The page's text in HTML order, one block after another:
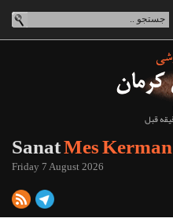
SanatMes Kerman
Friday 7 August 2026